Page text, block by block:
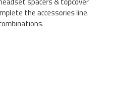
the accessories line.